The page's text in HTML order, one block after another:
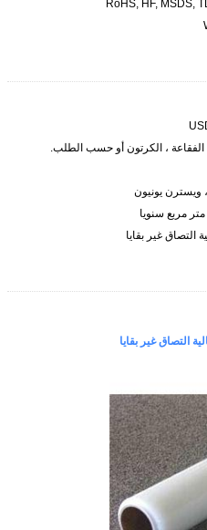
RoHS, HF, MSDS,
الفقاعة ، الكرتون أو حسب الطلب.